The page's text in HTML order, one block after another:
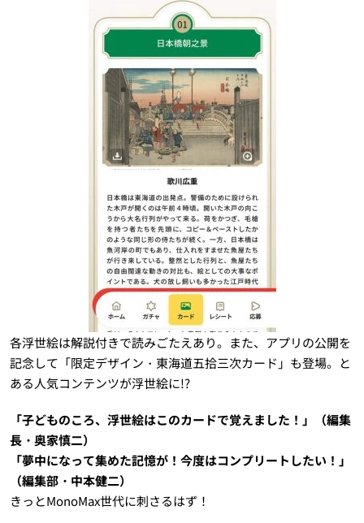
各浮世絵は解説付きで読みごたえあり。また、アプリの公開を
記念して「限定デザイン・東海道五拾三次カード」も登場。と
ある人気コンテンツが浮世絵に!?
「子どものころ、浮世絵はこのカードで覚えました！」（編集
長・奥家慎二）
「夢中になって集めた記憶が！今度はコンプリートしたい！」
（編集部・中本健二）
きっとMonoMax世代に刺さるはず！